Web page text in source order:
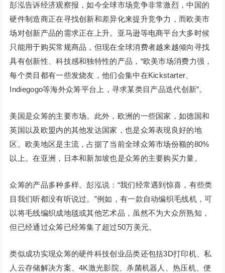
彭泓告诉经济观察报，如今全球市场竞争非常激烈，中国的
硬件制造商正在寻找创新和差异化来提升竞争力，而欧美市
场对创新产品的需求正在上升。亚马逊等电商平台大多时候
只能用于购买常规商品，但现在全球消费者越来越倾向寻找
具有创新性、科技感和独特性的产品，“欧美市场消费力强，
每个类目都有一些发烧友，他们会集中在Kickstarter、
Indiegogo等海外众筹平台上，寻求某类目产品迭代创新”。
美国是众筹的主要市场。此外，欧洲的一些国家，如德国和
英国以及欧盟内的其他发达国家，也是众筹表现良好的地
区。欧美地区是主流，占据了当前全球众筹市场份额的80%
以上。在亚洲，日本和新加坡也是众筹的主要购买力量。
众筹的产品多种多样。彭泓说：“我们经常遇到惊喜，有些类
目我们听都没有听说过。”例如，有一款自动编织毛线机，可
以将毛线编织成地毯或其他艺术品，虽然不为大众所熟知，
但已经通过众筹已经筹集了超过50万美元。
类似成功实现众筹的硬件科技创业品类还包括3D打印机、私
人云存储解决方案、4K激光影院、杀菌机器人、热压机、便